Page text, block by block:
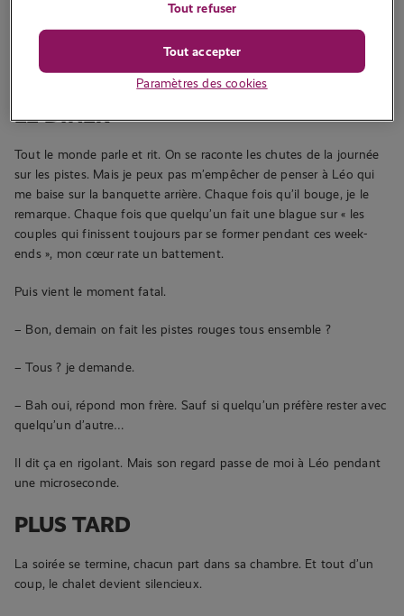
– C’était juste un fusible, répond Léo calmement.
Je vais poser les bûches près de la cheminée, consciente de son
regard dans mon dos. Ou peut-être que je l’imagine ?
LE DÎNER
Tout le monde parle et rit. On se raconte les chutes de la journée
sur les pistes. Mais je peux pas m’empêcher de penser à Léo qui
me baise sur la banquette arrière. Chaque fois qu’il bouge, je le
remarque. Chaque fois que quelqu’un fait une blague sur « les
couples qui finissent toujours par se former pendant ces week-
ends », mon cœur rate un battement.
Puis vient le moment fatal.
– Bon, demain on fait les pistes rouges tous ensemble ?
– Tous ? je demande.
– Bah oui, répond mon frère. Sauf si quelqu’un préfère rester avec
quelqu’un d’autre…
Il dit ça en rigolant. Mais son regard passe de moi à Léo pendant
une microseconde.
PLUS TARD
La soirée se termine, chacun part dans sa chambre. Et tout d’un
coup, le chalet devient silencieux.
Paramètres des cookies
Tout refuser
Tout accepter